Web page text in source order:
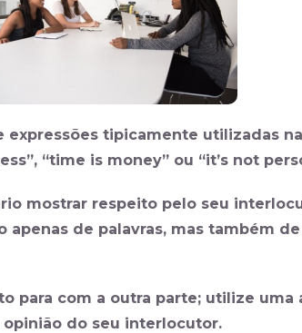
expressões tipicamente utilizadas
“time is money” ou “it’s not
mostrar respeito pelo seu
apenas de palavras, mas também
para com a outra parte; utilize uma
do seu interlocutor.